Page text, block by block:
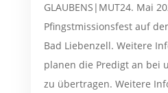
GLAUBENS|MUT24. Mai
Pfingstmissionsfest auf
Bad Liebenzell. Weitere
planen die Predigt an bei
zu übertragen. Weitere